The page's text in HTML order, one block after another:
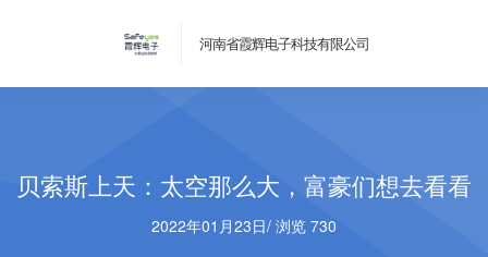
河南省霞辉电子科技有限公司
贝索斯上天：太空那么大，富豪们想去看看
2022年01月23日/ 浏览 730